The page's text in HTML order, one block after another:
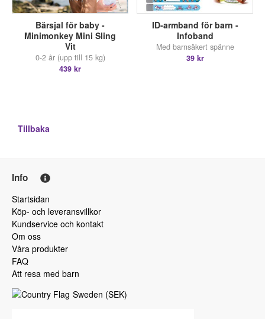
Bärsjal för baby -
Minimonkey Mini Sling
Vit
0-2 år (upp till 15 kg)
439 kr
ID-armband för barn -
Infoband
Med barnsäkert spänne
39 kr
Tillbaka
Info
Startsidan
Köp- och leveransvillkor
Kundservice och kontakt
Om oss
Våra produkter
FAQ
Att resa med barn
Sweden (SEK)